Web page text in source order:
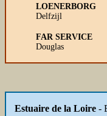
LOENERBORG
Delfzijl
FAR SERVICE
Douglas
Estuaire de la Loire -